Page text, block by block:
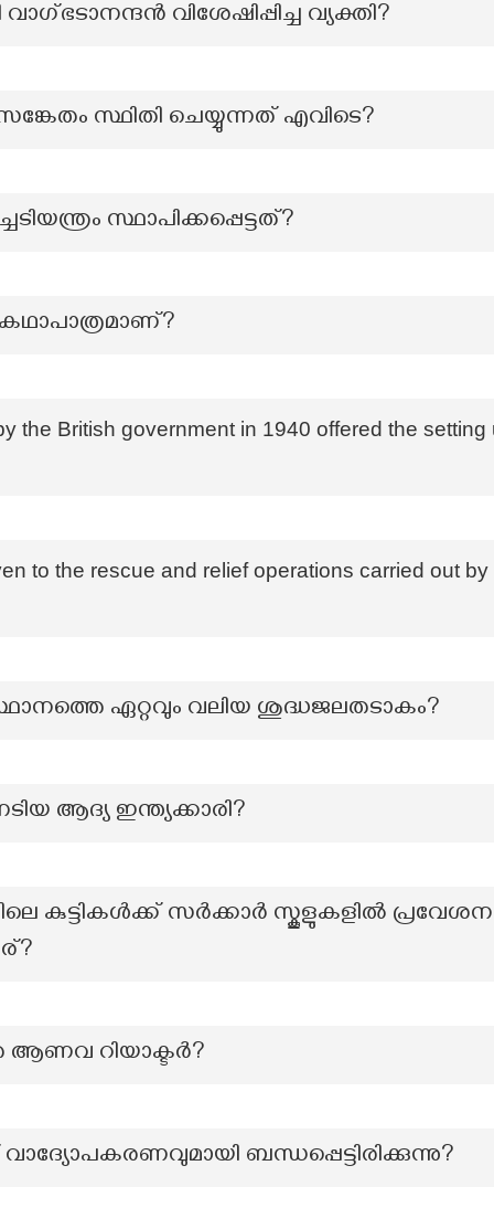
വിശേഷിപ്പിച്ച വ്യക്തി?
സ്ഥിതി ചെയ്യുന്നത് എവിടെ?
സ്ഥാപിക്കപ്പെട്ടത്?
കഥാപാത്രമാണ്?
the British government in 1940 offered the
to the rescue and relief operations carried out
ഏറ്റവും വലിയ ശുദ്ധജലതടാകം?
ആദ്യ ഇന്ത്യക്കാരി?
കുട്ടികൾക്ക് സർക്കാർ സ്കൂളുകളിൽ
ആണവ റിയാക്ടർ?
ബന്ധപ്പെട്ടിരിക്കുന്നു?